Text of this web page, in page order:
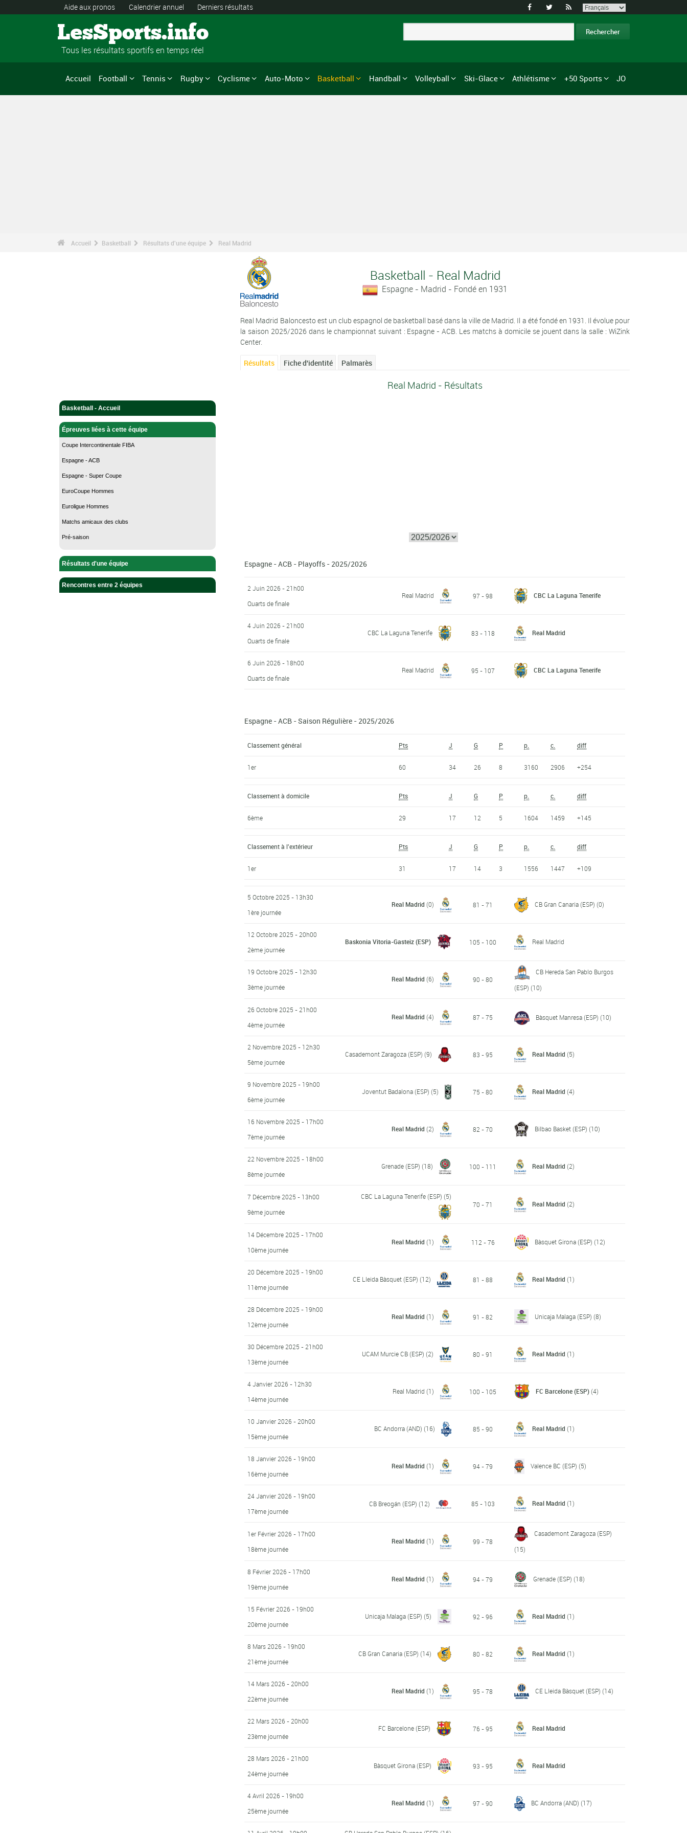
Aide aux pronos Calendrier annuel Derniers résultats   
LesSports.info
Tous les résultats sportifs en temps réel
Accueil Football Tennis Rugby Cyclisme Auto-Moto Basketball Handball Volleyball Ski-Glace Athlétisme +50 Sports JO
Accueil Basketball Résultats d'une équipe Real Madrid
Basketball - Accueil
Épreuves liées à cette équipe
Coupe Intercontinentale FIBA
Espagne - ACB
Espagne - Super Coupe
EuroCoupe Hommes
Euroligue Hommes
Matchs amicaux des clubs
Pré-saison
Résultats d'une équipe
Rencontres entre 2 équipes
Basketball - Real Madrid
Espagne - Madrid - Fondé en 1931
Real Madrid Baloncesto est un club espagnol de basketball basé dans la ville de Madrid. Il a été fondé en 1931. Il évolue pour
la saison 2025/2026 dans le championnat suivant : Espagne - ACB. Les matchs à domicile se jouent dans la salle : WiZink
Center.
Résultats Fiche d'identité Palmarès
Real Madrid - Résultats
Espagne - ACB - Playoffs - 2025/2026
2 Juin 2026 - 21h00
Quarts de finale
Real Madrid 97 - 98 CBC La Laguna Tenerife
4 Juin 2026 - 21h00
Quarts de finale
CBC La Laguna Tenerife 83 - 118 Real Madrid
6 Juin 2026 - 18h00
Quarts de finale
Real Madrid 95 - 107 CBC La Laguna Tenerife
Espagne - ACB - Saison Régulière - 2025/2026
Classement général Pts J G P p. c. diff
1er 60 34 26 8 3160 2906 +254
Classement à domicile Pts J G P p. c. diff
6ème 29 17 12 5 1604 1459 +145
Classement à l'extérieur Pts J G P p. c. diff
1er 31 17 14 3 1556 1447 +109
5 Octobre 2025 - 13h30
1ère journée
Real Madrid (0) 81 - 71 CB Gran Canaria (ESP) (0)
12 Octobre 2025 - 20h00
2ème journée
Baskonia Vitoria-Gasteiz (ESP) 105 - 100 Real Madrid
19 Octobre 2025 - 12h30
3ème journée
Real Madrid (6) 90 - 80
CB Hereda San Pablo Burgos
(ESP) (10)
26 Octobre 2025 - 21h00
4ème journée
Real Madrid (4) 87 - 75 Bàsquet Manresa (ESP) (10)
2 Novembre 2025 - 12h30
5ème journée
Casademont Zaragoza (ESP) (9) 83 - 95 Real Madrid (5)
9 Novembre 2025 - 19h00
6ème journée
Joventut Badalona (ESP) (5) 75 - 80 Real Madrid (4)
16 Novembre 2025 - 17h00
7ème journée
Real Madrid (2) 82 - 70 Bilbao Basket (ESP) (10)
22 Novembre 2025 - 18h00
8ème journée
Grenade (ESP) (18) 100 - 111 Real Madrid (2)
7 Décembre 2025 - 13h00
9ème journée
CBC La Laguna Tenerife (ESP) (5)
70 - 71
Real Madrid (2)
14 Décembre 2025 - 17h00
10ème journée
Real Madrid (1) 112 - 76 Bàsquet Girona (ESP) (12)
20 Décembre 2025 - 19h00
11ème journée
CE Lleida Bàsquet (ESP) (12) 81 - 88 Real Madrid (1)
28 Décembre 2025 - 19h00
12ème journée
Real Madrid (1) 91 - 82 Unicaja Malaga (ESP) (8)
30 Décembre 2025 - 21h00
13ème journée
UCAM Murcie CB (ESP) (2) 80 - 91 Real Madrid (1)
4 Janvier 2026 - 12h30
14ème journée
Real Madrid (1) 100 - 105 FC Barcelone (ESP)(4)
10 Janvier 2026 - 20h00
15ème journée
BC Andorra (AND) (16) 85 - 90 Real Madrid (1)
18 Janvier 2026 - 19h00
16ème journée
Real Madrid (1) 94 - 79 Valence BC (ESP) (5)
24 Janvier 2026 - 19h00
17ème journée
CB Breogán (ESP) (12) 85 - 103 Real Madrid (1)
1er Février 2026 - 17h00
18ème journée
Real Madrid (1) 99 - 78
Casademont Zaragoza (ESP)
(15)
8 Février 2026 - 17h00
19ème journée
Real Madrid (1) 94 - 79 Grenade (ESP) (18)
15 Février 2026 - 19h00
20ème journée
Unicaja Malaga (ESP) (5) 92 - 96 Real Madrid (1)
8 Mars 2026 - 19h00
21ème journée
CB Gran Canaria (ESP) (14) 80 - 82 Real Madrid (1)
14 Mars 2026 - 20h00
22ème journée
Real Madrid (1) 95 - 78 CE Lleida Bàsquet (ESP) (14)
22 Mars 2026 - 20h00
23ème journée
FC Barcelone (ESP) 76 - 95 Real Madrid
28 Mars 2026 - 21h00
24ème journée
Bàsquet Girona (ESP) 93 - 95 Real Madrid
4 Avril 2026 - 19h00
25ème journée
Real Madrid (1) 97 - 90 BC Andorra (AND) (17)